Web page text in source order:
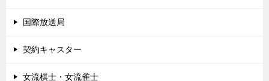
国際放送局
契約キャスター
女流棋士・女流雀士